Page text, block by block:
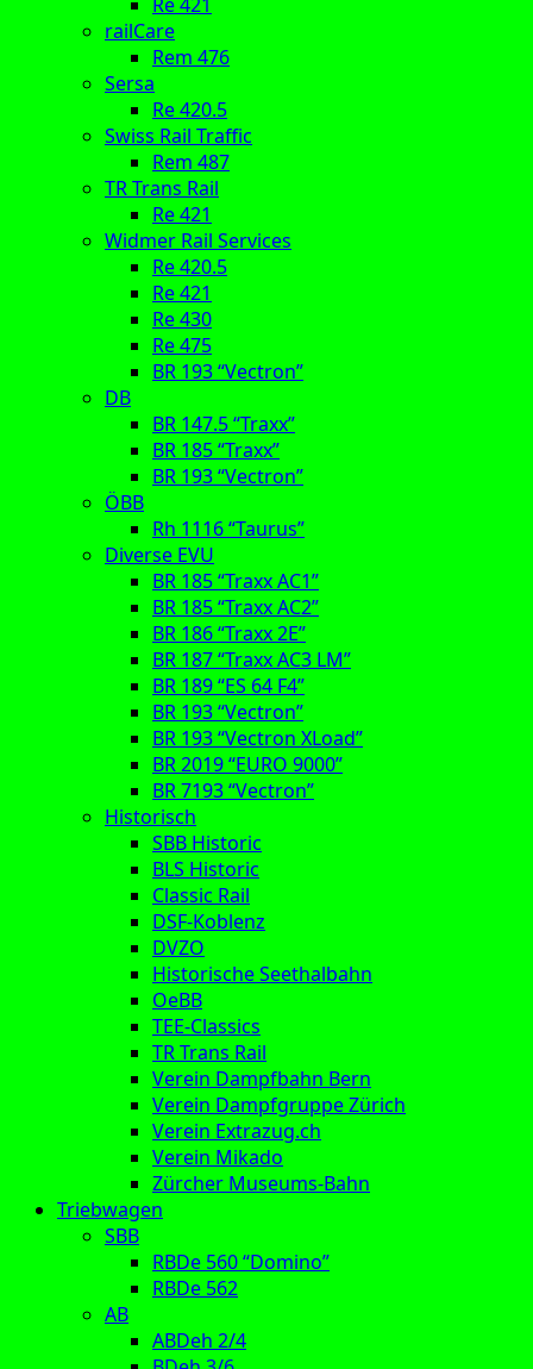
railCare
Rem 476
Sersa
Re 420.5
Swiss Rail Traffic
Rem 487
TR Trans Rail
Re 421
Widmer Rail Services
Re 420.5
Re 421
Re 430
Re 475
BR 193 “Vectron”
DB
BR 147.5 “Traxx”
BR 185 “Traxx”
BR 193 “Vectron”
ÖBB
Rh 1116 “Taurus”
Diverse EVU
BR 185 “Traxx AC1”
BR 185 “Traxx AC2”
BR 186 “Traxx 2E”
BR 187 “Traxx AC3 LM”
BR 189 “ES 64 F4”
BR 193 “Vectron”
BR 193 “Vectron XLoad”
BR 2019 “EURO 9000”
BR 7193 “Vectron”
Historisch
SBB Historic
BLS Historic
Classic Rail
DSF-Koblenz
DVZO
Historische Seethalbahn
OeBB
TEE-Classics
TR Trans Rail
Verein Dampfbahn Bern
Verein Dampfgruppe Zürich
Verein Extrazug.ch
Verein Mikado
Zürcher Museums-Bahn
Triebwagen
SBB
RBDe 560 “Domino”
RBDe 562
AB
ABDeh 2/4